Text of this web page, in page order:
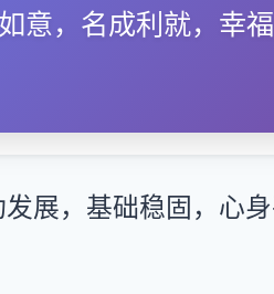
意，名成利就，幸福
展，基础稳固，心